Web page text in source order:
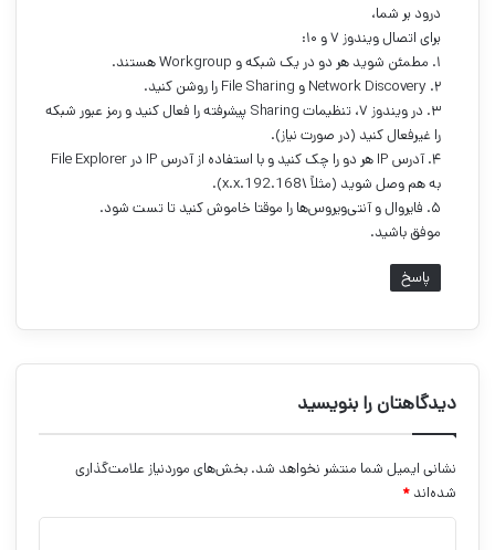
درود بر شما،
برای اتصال ویندوز ۷ و ۱۰:
۱. مطمئن شوید هر دو در یک شبکه و Workgroup هستند.
۲. Network Discovery و File Sharing را روشن کنید.
۳. در ویندوز ۷، تنظیمات Sharing پیشرفته را فعال کنید و رمز عبور شبکه
را غیرفعال کنید (در صورت نیاز).
۴. آدرس IP هر دو را چک کنید و با استفاده از آدرس IP در File Explorer
به هم وصل شوید (مثلاً \192.168.x.x).
۵. فایروال و آنتی‌ویروس‌ها را موقتا خاموش کنید تا تست شود.
موفق باشید.
پاسخ
دیدگاهتان را بنویسید
نشانی ایمیل شما منتشر نخواهد شد. بخش‌های موردنیاز علامت‌گذاری
شده‌اند *